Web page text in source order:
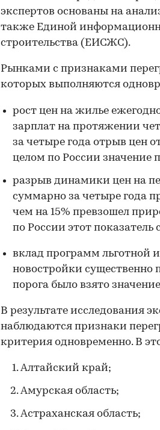
экспертов основаны на
также Единой
строительства (ЕИСЖС).
Рынками с признаками
которых выполняются
рост цен на жилье
зарплат на протяжении
за четыре года отрыв цен
целом по России значение
разрыв динамики цен на
суммарно за четыре года
чем на 15% превзошел
по России этот показатель
вклад программ льготной
новостройки существенно
порога было взято
В результате исследования
наблюдаются признаки
критерия одновременно. В
Алтайский край;
Амурская область;
Астраханская область;